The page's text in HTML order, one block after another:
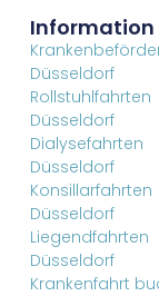
Information
Düsseldorf
Rollstuhlfahrten
Düsseldorf
Dialysefahrten
Düsseldorf
Konsillarfahrten
Düsseldorf
Liegendfahrten
Düsseldorf
Krankenfahrt